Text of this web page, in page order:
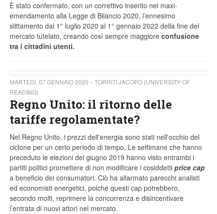
È stato confermato, con un correttivo inserito nel maxi-
emendamento alla Legge di Bilancio 2020, l’ennesimo
slittamento dal 1° luglio 2020 al 1° gennaio 2022 della fine del
mercato tutelato, creando così sempre maggiore confusione
tra i cittadini utenti.
MARTEDÌ, 07 GENNAIO 2020
TORRITI JACOPO (UNIVERSITY OF
READING)
Regno Unito: il ritorno delle
tariffe regolamentate?
Nel Regno Unito, i prezzi dell'energia sono stati nell'occhio del
ciclone per un certo periodo di tempo. Le settimane che hanno
preceduto le elezioni del giugno 2019 hanno visto entrambi i
partiti politici promettere di non modificare i cosiddetti price cap
a beneficio dei consumatori. Ciò ha allarmato parecchi analisti
ed economisti energetici, poiché questi cap potrebbero,
secondo molti, reprimere la concorrenza e disincentivare
l’entrata di nuovi attori nel mercato.